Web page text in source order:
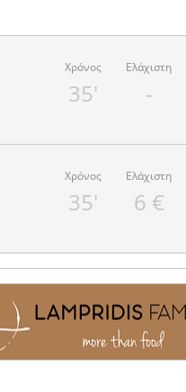
Χρόνος
35'
Ελάχιστη
-
Χρόνος
35'
Ελάχιστη
6 €